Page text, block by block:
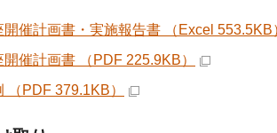
催計画書・実施報告書 （Excel 553.5KB
催計画書 （PDF 225.9KB）
PDF 379.1KB）